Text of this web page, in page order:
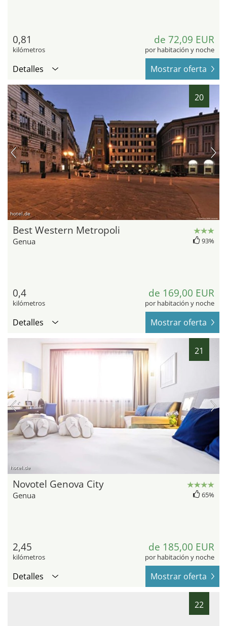
0,81
kilómetros
de 72,09 EUR
por habitación y noche
Detalles Mostrar oferta
20
hotel.de
Best Western Metropoli
Genua 93%
0,4
kilómetros
de 169,00 EUR
por habitación y noche
Detalles Mostrar oferta
21
hotel.de
Novotel Genova City
Genua 65%
2,45
kilómetros
de 185,00 EUR
por habitación y noche
Detalles Mostrar oferta
22